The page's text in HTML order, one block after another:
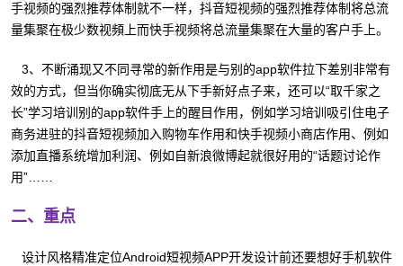
手视频的强烈推荐体制就不一样，抖音短视频的强烈推荐体制将总流
量集聚在极少数视頻上而快手视频将总流量集聚在大量的客户手上。
3、不断涌现又不同寻常的新作用是与别的app软件拉下差别非常有
效的方式，但当你确实彻底无从下手新好点子来，还可以“取千家之
长”学习培训别的app软件手上的醒目作用，例如学习培训吸引住电子
商务进驻的抖音短视频加入购物车作用和快手视频小商店作用、例如
添加直播系统增加利润、例如自新浪微博起就很好用的“话题讨论作
用”……
二、重点
设计风格精准定位Android短视频APP开发设计前还要想好手机软件